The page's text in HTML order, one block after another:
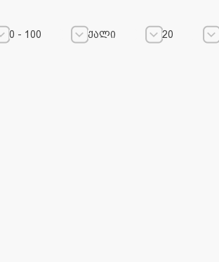
0 - 100 ქალი
20